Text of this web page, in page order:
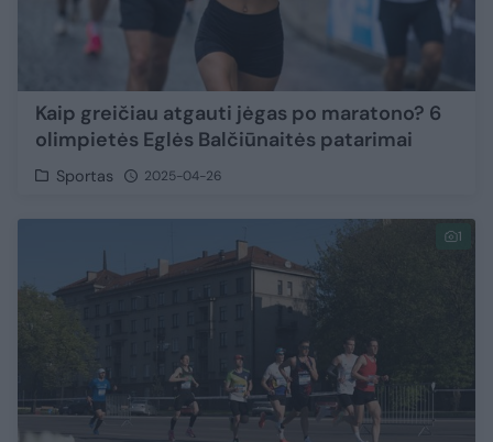
Kaip greičiau atgauti jėgas po maratono? 6
olimpietės Eglės Balčiūnaitės patarimai
Sportas 2025-04-26
1